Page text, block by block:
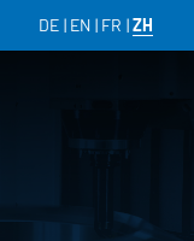
DE EN FR ZH